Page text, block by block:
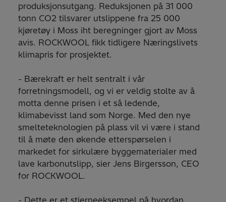
produksjonsutgang. Reduksjonen på 31 000
tonn CO2 tilsvarer utslippene fra 25 000
kjøretøy i Moss iht beregninger gjort av Moss
avis. ROCKWOOL fikk tidligere Næringslivets
klimapris for prosjektet.
- Bærekraft er helt sentralt i vår
forretningsmodell, og vi er veldig stolte av å
motta denne prisen i et så ledende,
klimabevisst land som Norge. Med den nye
smelteteknologien på plass vil vi være i stand
til å møte den økende etterspørselen i
markedet for sirkulære byggematerialer med
lave karbonutslipp, sier Jens Birgersson, CEO
for ROCKWOOL.